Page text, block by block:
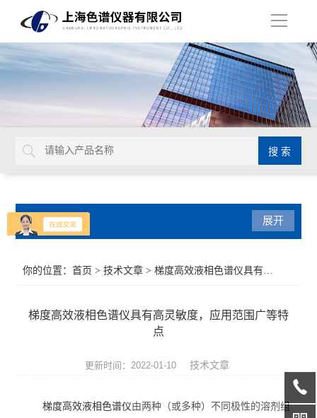
导
产品分类
液相色谱仪
展开
你的位置：首页 >技术文章 > 梯度高效液相色谱仪具有高灵敏度，应用范围广等特点
梯度高效液相色谱仪具有高灵敏度，应用范围广等特
点
更新时间：2022-01-10 技术文章
梯度高效液相色谱仪由两种（或多种）不同极性的溶剂组